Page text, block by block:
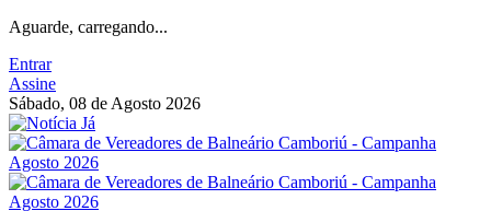
Aguarde, carregando...
Entrar
Assine
Sábado, 08 de Agosto 2026